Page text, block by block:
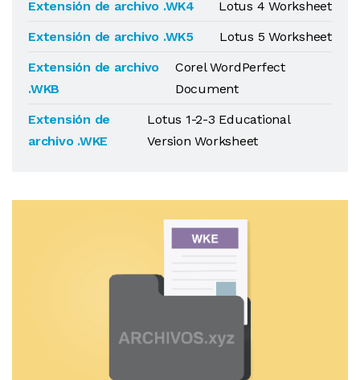
Extensión de archivo .WK4
Lotus 4 Worksheet
Extensión de archivo .WK5
Lotus 5 Worksheet
Extensión de archivo
.WKB
Corel WordPerfect
Document
Extensión de
archivo .WKE
Lotus 1-2-3 Educational
Version Worksheet